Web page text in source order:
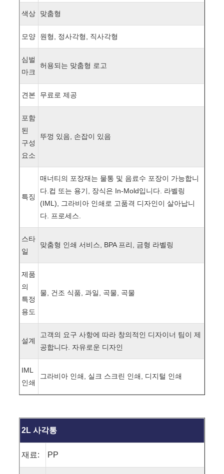
색상 맞춤형
모양 원형, 정사각형, 직사각형
심벌
마크
허용되는 맞춤형 로고
견본 무료로 제공
포함
된
구성
요소
뚜껑 있음, 손잡이 있음
특징
매너티의 포장재는 물통 및 음료수 포장이 가능합니
다. 컵 또는 용기, 장식은 In-Mold입니다. 라벨링
(IML), 그라비아 인쇄로 고품격 디자인이 살아납니
다. 프로세스.
스타
일
맞춤형 인쇄 서비스, BPA 프리, 금형 라벨링
제품
의
특정
용도
물, 건조 식품, 과일, 곡물, 곡물
설계
고객의 요구 사항에 따라 창의적인 디자이너 팀이 제
공합니다. 자유로운 디자인
IML
인쇄
그라비아 인쇄, 실크 스크린 인쇄, 디지털 인쇄
2L 사각통
재료: PP